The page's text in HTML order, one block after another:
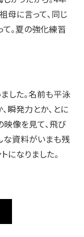
母に言って、同じ
て。夏の強化練習
した。名前も平泳
瞬発力とか、とに
映像を見て、飛び
な資料がいまも残
になりました。